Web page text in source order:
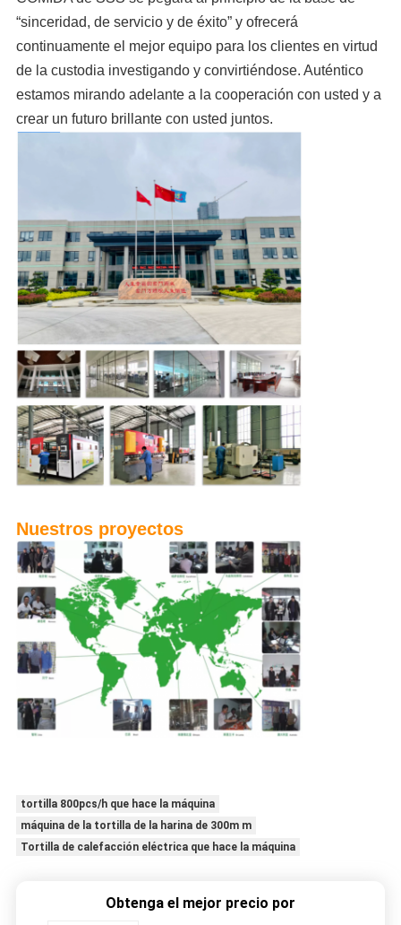
“sinceridad, de servicio y de éxito” y ofrecerá
continuamente el mejor equipo para los clientes en virtud
de la custodia investigando y convirtiéndose. Auténtico
estamos mirando adelante a la cooperación con usted y a
crear un futuro brillante con usted juntos.
Nuestros proyectos
tortilla 800pcs/h que hace la máquina
máquina de la tortilla de la harina de 300m m
Tortilla de calefacción eléctrica que hace la máquina
Obtenga el mejor precio por